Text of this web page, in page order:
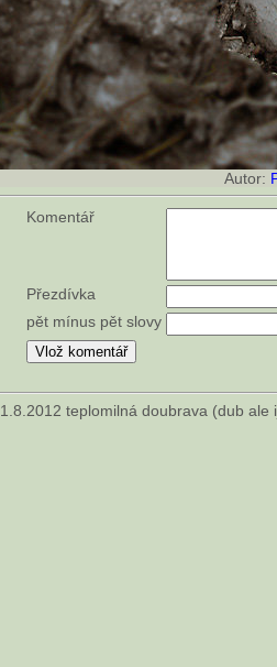
Autor:
Komentář
Přezdívka
pět mínus pět slovy
1.8.2012 teplomilná doubrava (dub